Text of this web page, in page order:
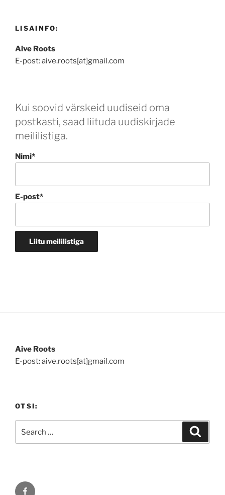
LISAINFO:
Aive Roots
E-post: aive.roots[at]gmail.com
Kui soovid värskeid uudiseid oma
postkasti, saad liituda uudiskirjade
meililistiga.
Nimi*
E-post*
Aive Roots
E-post: aive.roots[at]gmail.com
OTSI:
for:
Facebook